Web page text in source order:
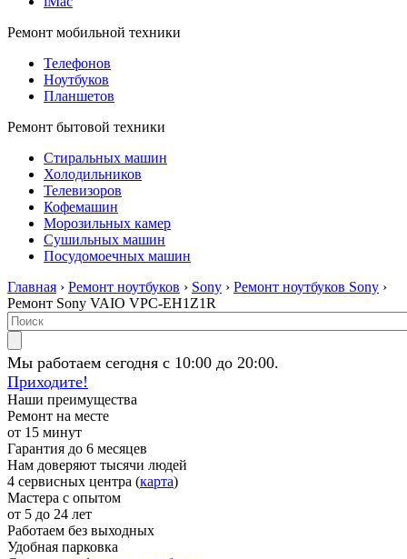
Ремонт мобильной техники
Телефонов
Ноутбуков
Планшетов
Ремонт бытовой техники
Стиральных машин
Холодильников
Телевизоров
Кофемашин
Морозильных камер
Сушильных машин
Посудомоечных машин
Главная › Ремонт ноутбуков › Sony › Ремонт ноутбуков Sony ›
Ремонт Sony VAIO VPC-EH1Z1R
Мы работаем сегодня с 10:00 до 20:00.
Приходите!
Наши преимущества
Ремонт на месте
от 15 минут
Гарантия до 6 месяцев
Нам доверяют тысячи людей
4 сервисных центра (карта)
Мастера с опытом
от 5 до 24 лет
Работаем без выходных
Удобная парковка